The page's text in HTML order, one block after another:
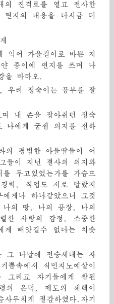
의 진격로를 열고 전사한
편지의 내용을 다시금 더
익어 가을걷이로 바쁜 지
종이에 편지를 쓰며 나
을 바라오.
우리 정숙이는 공부를 잘
내 손을 잡아쥐던 정숙
나에게 굳센 의지를 전하
의 평범한 아들딸들이 어
들이 지닌 결사의 의지와
두고있었는가를 가슴뜨
력, 직업도 서로 달랐지
게나 하나같았으니 그것
나의 땅, 나의 공장, 나의
한 사랑의 감정, 소중한
게 빼앗길수 없다는 치솟
그 나날에 전승세대는 자
속에서 식민지노예살이
그리고 자기들에게 참된
의 은덕, 제도의 혜택이
사무치게 절감하였다.자기